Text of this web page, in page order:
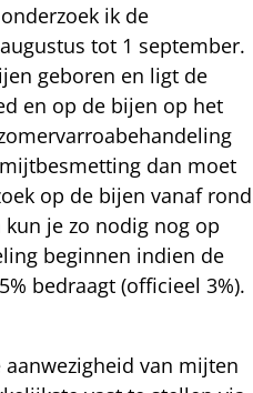
ik de
tot 1 september.
geboren en ligt de
en op de bijen op het
dan moet
op de bijen vanaf rond
je zo nodig nog op
beginnen indien de
bedraagt (officieel 3%).
van mijten